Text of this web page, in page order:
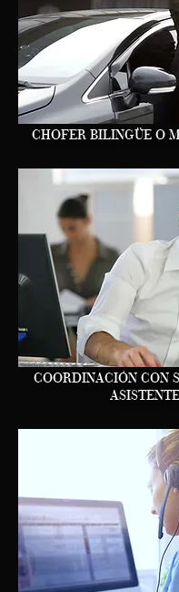
CHOFER BILINGÜE O
COORDINACIÓN CON
ASISTENTE